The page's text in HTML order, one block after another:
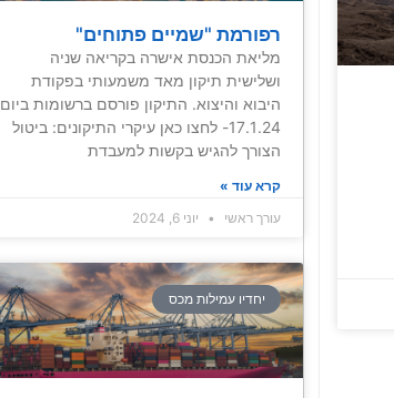
רפורמת "שמיים פתוחים"
מליאת הכנסת אישרה בקריאה שניה
ושלישית תיקון מאד משמעותי בפקודת
היבוא והיצוא. התיקון פורסם ברשומות ביום
17.1.24- לחצו כאן עיקרי התיקונים: ביטול
הצורך להגיש בקשות למעבדת
קרא עוד »
עורך ראשי
יוני 6, 2024
יחדיו עמילות מכס